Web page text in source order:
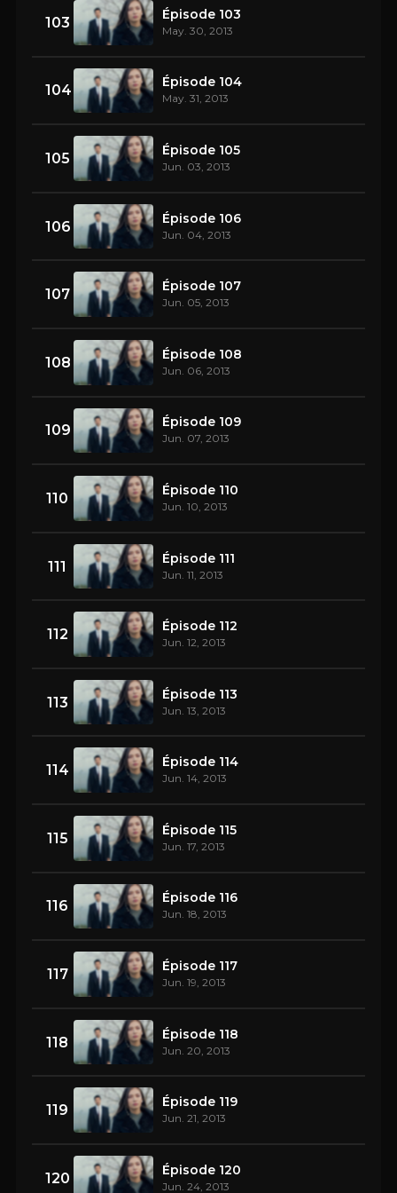
103 Épisode 103
May. 30, 2013
104 Épisode 104
May. 31, 2013
105 Épisode 105
Jun. 03, 2013
106 Épisode 106
Jun. 04, 2013
107 Épisode 107
Jun. 05, 2013
108 Épisode 108
Jun. 06, 2013
109 Épisode 109
Jun. 07, 2013
110 Épisode 110
Jun. 10, 2013
111 Épisode 111
Jun. 11, 2013
112 Épisode 112
Jun. 12, 2013
113 Épisode 113
Jun. 13, 2013
114 Épisode 114
Jun. 14, 2013
115 Épisode 115
Jun. 17, 2013
116 Épisode 116
Jun. 18, 2013
117 Épisode 117
Jun. 19, 2013
118 Épisode 118
Jun. 20, 2013
119 Épisode 119
Jun. 21, 2013
120 Épisode 120
Jun. 24, 2013